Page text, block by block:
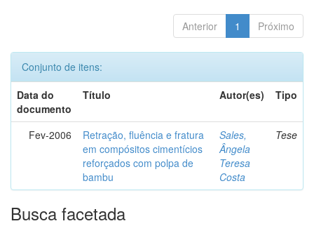
Anterior 1 Próximo
Conjunto de itens:
Data do
documento
Título Autor(es) Tipo
Fev-2006
Retração, fluência e fratura
em compósitos cimentícios
reforçados com polpa de
bambu
Sales,
Ângela
Teresa
Costa
Tese
Busca facetada